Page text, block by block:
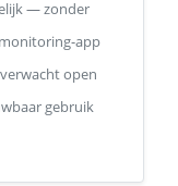
— zonder
app
open
gebruik